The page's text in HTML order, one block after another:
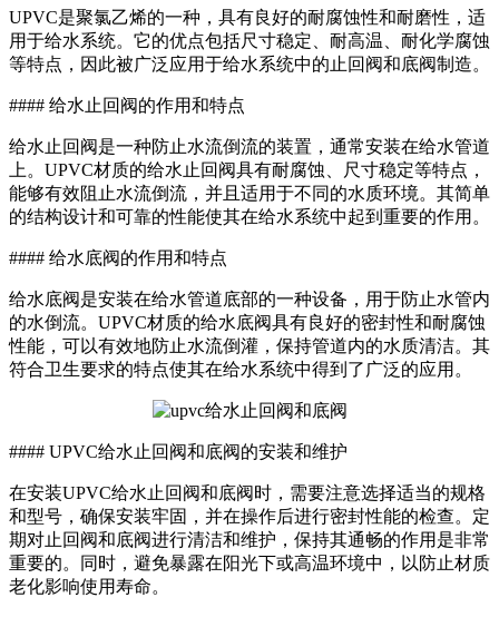
UPVC是聚氯乙烯的一种，具有良好的耐腐蚀性和耐磨性，适
用于给水系统。它的优点包括尺寸稳定、耐高温、耐化学腐蚀
等特点，因此被广泛应用于给水系统中的止回阀和底阀制造。
#### 给水止回阀的作用和特点
给水止回阀是一种防止水流倒流的装置，通常安装在给水管道
上。UPVC材质的给水止回阀具有耐腐蚀、尺寸稳定等特点，
能够有效阻止水流倒流，并且适用于不同的水质环境。其简单
的结构设计和可靠的性能使其在给水系统中起到重要的作用。
#### 给水底阀的作用和特点
给水底阀是安装在给水管道底部的一种设备，用于防止水管内
的水倒流。UPVC材质的给水底阀具有良好的密封性和耐腐蚀
性能，可以有效地防止水流倒灌，保持管道内的水质清洁。其
符合卫生要求的特点使其在给水系统中得到了广泛的应用。
#### UPVC给水止回阀和底阀的安装和维护
在安装UPVC给水止回阀和底阀时，需要注意选择适当的规格
和型号，确保安装牢固，并在操作后进行密封性能的检查。定
期对止回阀和底阀进行清洁和维护，保持其通畅的作用是非常
重要的。同时，避免暴露在阳光下或高温环境中，以防止材质
老化影响使用寿命。